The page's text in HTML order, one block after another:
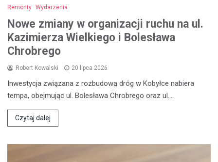
Remonty Wydarzenia
Nowe zmiany w organizacji ruchu na ul.
Kazimierza Wielkiego i Bolesława
Chrobrego
Robert Kowalski 20 lipca 2026
Inwestycja związana z rozbudową dróg w Kobyłce nabiera
tempa, obejmując ul. Bolesława Chrobrego oraz ul.…
Czytaj dalej